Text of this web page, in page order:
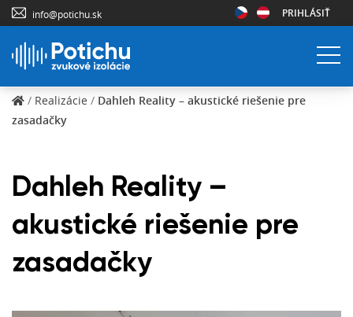
info@potichu.sk PRIHLÁSIŤ
/ Realizácie / Dahleh Reality – akustické riešenie pre
zasadačky
Dahleh Reality –
akustické riešenie pre
zasadačky